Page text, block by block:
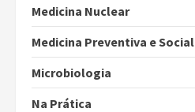
Medicina Nuclear
Medicina Preventiva e Social
Microbiologia
Na Prática